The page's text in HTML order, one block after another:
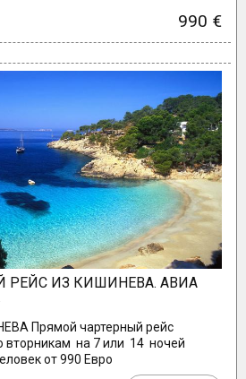
990 €
РЕЙС ИЗ КИШИНЕВА. АВИА
Прямой чартерный рейс
вторникам на 7 или 14 ночей
от 990 Евро